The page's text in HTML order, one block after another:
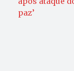
paz’